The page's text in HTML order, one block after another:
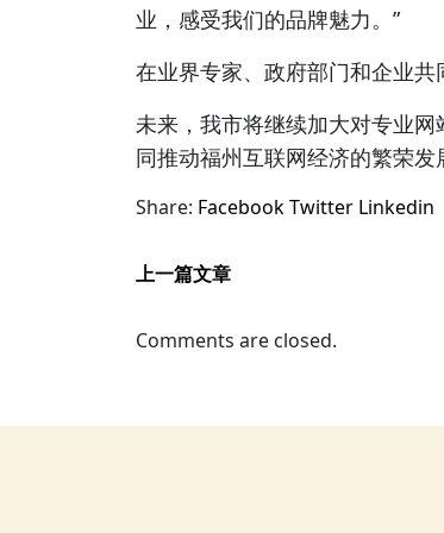
业，感受我们的品牌魅力。”
在业界专家、政府部门和企业共
未来，我市将继续加大对专业
同推动福州互联网经济的繁荣发
Share: FacebookTwitter Linkedin
上一篇文章
Comments are closed.